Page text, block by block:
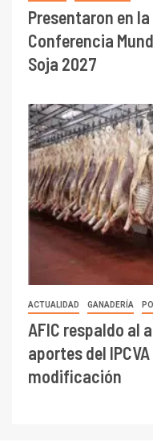
Presentaron en
Conferencia
Soja 2027
ACTUALIDAD GANADERÍA
AFIC respaldo al
aportes del
modificación